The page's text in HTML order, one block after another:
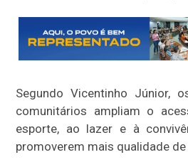
Segundo Vicentinho Júnior,
comunitários ampliam o
esporte, ao lazer e à
promoverem mais qualidade de